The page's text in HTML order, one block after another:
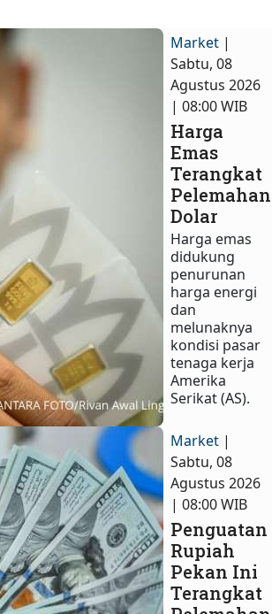
Market |
Sabtu, 08
Agustus 2026
| 08:00 WIB
Harga
Emas
Terangkat
Pelemahan
Dolar
Harga emas
didukung
penurunan
harga energi
dan
melunaknya
kondisi pasar
tenaga kerja
Amerika
Serikat (AS).
Market |
Sabtu, 08
Agustus 2026
| 08:00 WIB
Penguatan
Rupiah
Pekan Ini
Terangkat